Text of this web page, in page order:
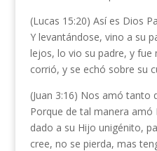
(Lucas 15:20) Así es Dios
Y levantándose, vino a su
lejos, lo vio su padre, y fue
corrió, y se echó sobre su
(Juan 3:16) Nos amó tanto
Porque de tal manera amó
dado a su Hijo unigénito,
cree, no se pierda, mas